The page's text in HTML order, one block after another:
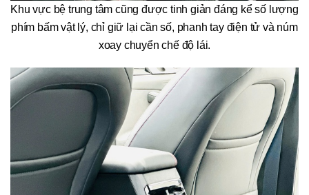
Khu vực bệ trung tâm cũng được tinh giản đáng kể số lượng
phím bấm vật lý, chỉ giữ lại cần số, phanh tay điện tử và núm
xoay chuyển chế độ lái.